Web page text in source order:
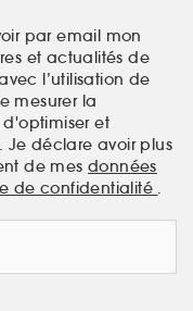
par email mon
et actualités de
l’utilisation de
mesurer la
et
Je déclare avoir plus
de mes données
de confidentialité .